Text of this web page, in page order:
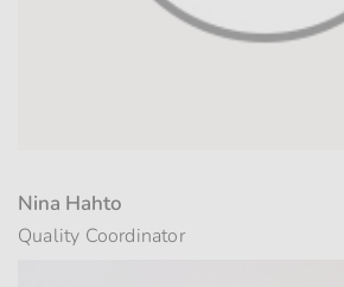
Nina Hahto
Quality Coordinator